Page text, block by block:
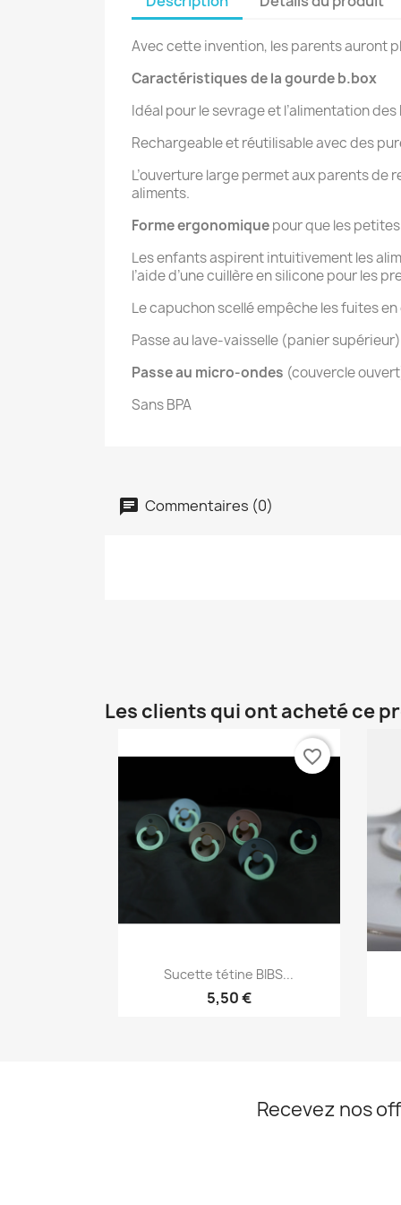
Avec cette invention, les parents auront
Caractéristiques de la gourde b.box
Idéal pour le sevrage et l’alimentation
Rechargeable et réutilisable avec des
L’ouverture large permet aux parents
aliments.
Forme ergonomiquepour que les
Les enfants aspirent intuitivement les
l’aide d’une cuillère en silicone pour les
Le capuchon scellé empêche les fuites
Passe au lave-vaisselle (panier
Passe au micro-ondes (couvercle
Sans BPA
Commentaires (0)
Les clients qui ont acheté ce
Aperçu rapide
Sucette tétine BIBS...
5,50 €
favorite_border
Recevez nos